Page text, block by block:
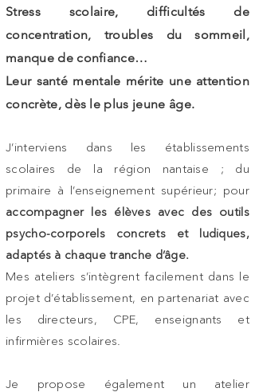
Stress scolaire, difficultés de
concentration, troubles du sommeil,
manque de confiance…
Leur santé mentale mérite une attention
concrète, dès le plus jeune âge.
J’interviens dans les établissements
scolaires de la région nantaise ; du
primaire à l’enseignement supérieur; pour
accompagner les élèves avec des outils
psycho-corporels concrets et ludiques,
adaptés à chaque tranche d’âge.
Mes ateliers s’intègrent facilement dans le
projet d’établissement, en partenariat avec
les directeurs, CPE, enseignants et
infirmières scolaires.
Je propose également un atelier